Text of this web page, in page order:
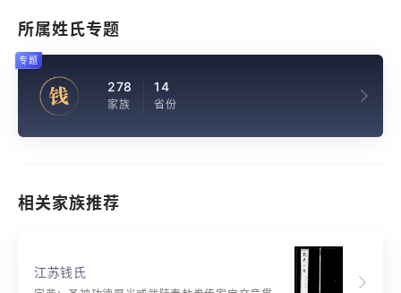
所属姓氏专题
钱 278
家族
14
省份
专题
相关家族推荐
江苏钱氏